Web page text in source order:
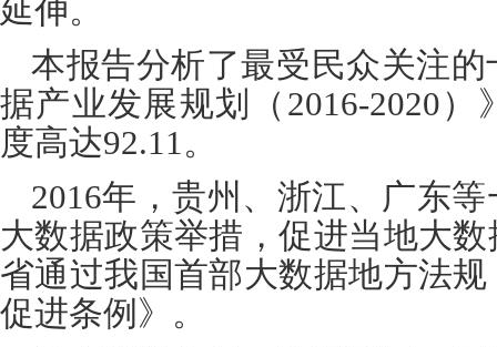
延伸。
本报告分析了最受民众关注
据产业发展规划（ 2016-2020 ）
度高达92.11。
2016年，贵州、浙江、广东
大数据政策举措，促进当地大
省通过我国首部大数据地方法
促进条例》。